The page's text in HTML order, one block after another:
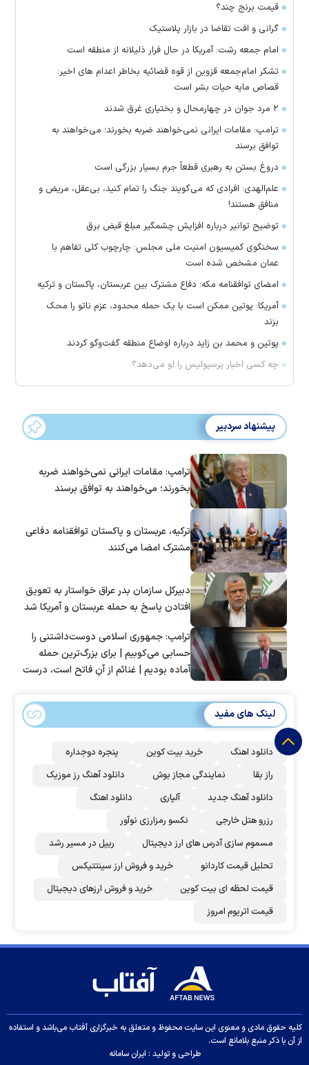
قیمت برنج چند؟
گرانی و افت تقاضا در بازار پلاستیک
امام جمعه رشت: آمریکا در حال فرار ذلیلانه از منطقه است
تشکر امام‌جمعه قزوین از قوه قضائیه بخاطر اعدام های اخیر:
قصاص مایه حیات بشر است
۲ مرد جوان در چهارمحال و بختیاری غرق شدند
ترامپ: مقامات ایرانی نمی‌خواهند ضربه بخورند؛ می‌خواهند به
توافق برسند
دروغ بستن به رهبری قطعاً جرم بسیار بزرگی است
علم‌الهدی: افرادی که می‌گویند جنگ را تمام کنید، بی‌عقل، مریض و
منافق هستند!
توضیح توانیر درباره افزایش چشمگیر مبلغ قبض برق
سخنگوی کمیسیون امنیت ملی مجلس: چارچوب کلی تفاهم با
عمان مشخص شده است
امضای توافقنامه مکه؛ دفاع مشترک بین عربستان، پاکستان و ترکیه
آمریکا: پوتین ممکن است با یک حمله محدود، عزم ناتو را محک
بزند
پوتین و محمد بن زاید درباره اوضاع منطقه گفت‌وگو کردند
چه کسی اخبار پرسپولیس را لو می‌دهد؟
پیشنهاد سردبیر
ترامپ: مقامات ایرانی نمی‌خواهند ضربه
بخورند؛ می‌خواهند به توافق برسند
ترکیه، عربستان و پاکستان توافقنامه دفاعی
مشترک امضا می‌کنند
دبیرکل سازمان بدر عراق خواستار به تعویق
افتادن پاسخ به حمله عربستان و آمریکا شد
ترامپ: جمهوری اسلامی دوست‌داشتنی را
حسابی می‌کوبیم | برای بزرگ‌ترین حمله
آماده بودیم | غنائم از آنِ فاتح است، درست
لینک های مفید
دانلود اهنگ خرید بیت کوین
پنجره دوجداره
راز بقا
نمایندگی مجاز بوش
دانلود آهنگ رز‌ موزیک
دانلود آهنگ جدید
آلپاری
دانلود اهنگ
رزرو هتل خارجی
نکسو رمزارزی نوآور
مسموم سازی آدرس های ارز دیجیتال
ریپل در مسیر رشد
تحلیل قیمت کاردانو
خرید و فروش ارز سینتتیکس
قیمت لحظه ای بیت کوین
خرید و فروش ارزهای دیجیتال
قیمت اتریوم امروز
کلیه حقوق مادی و معنوی این سایت محفوظ و متعلق به خبرگزاری آفتاب می‌باشد و استفاده
از آن با ذکر منبع بلامانع است.
طراحی و تولید : ایران سامانه